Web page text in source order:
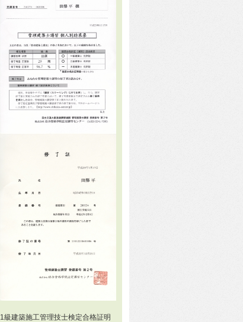
1級建築施工管理技士検定合格証明